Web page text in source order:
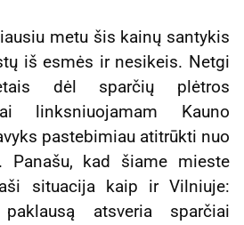
metu šis kainų santykis
iš esmės ir nesikeis. Netgi
dėl sparčių plėtros
linksniuojamam Kauno
pastebimiau atitrūkti nuo
Panašu, kad šiame mieste
situacija kaip ir Vilniuje:
atsveria sparčiai